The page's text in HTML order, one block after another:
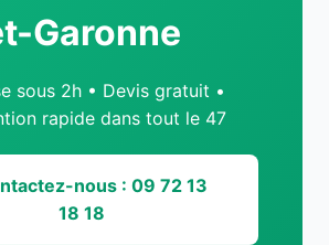
Garonne
sous 2h • Devis gratuit •
rapide dans tout le 47
nous : 09 72 13
18 18